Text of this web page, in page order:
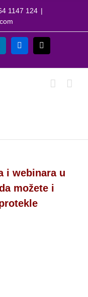
1147 124 |
LinkedInFlickr
i webinara u
možete i